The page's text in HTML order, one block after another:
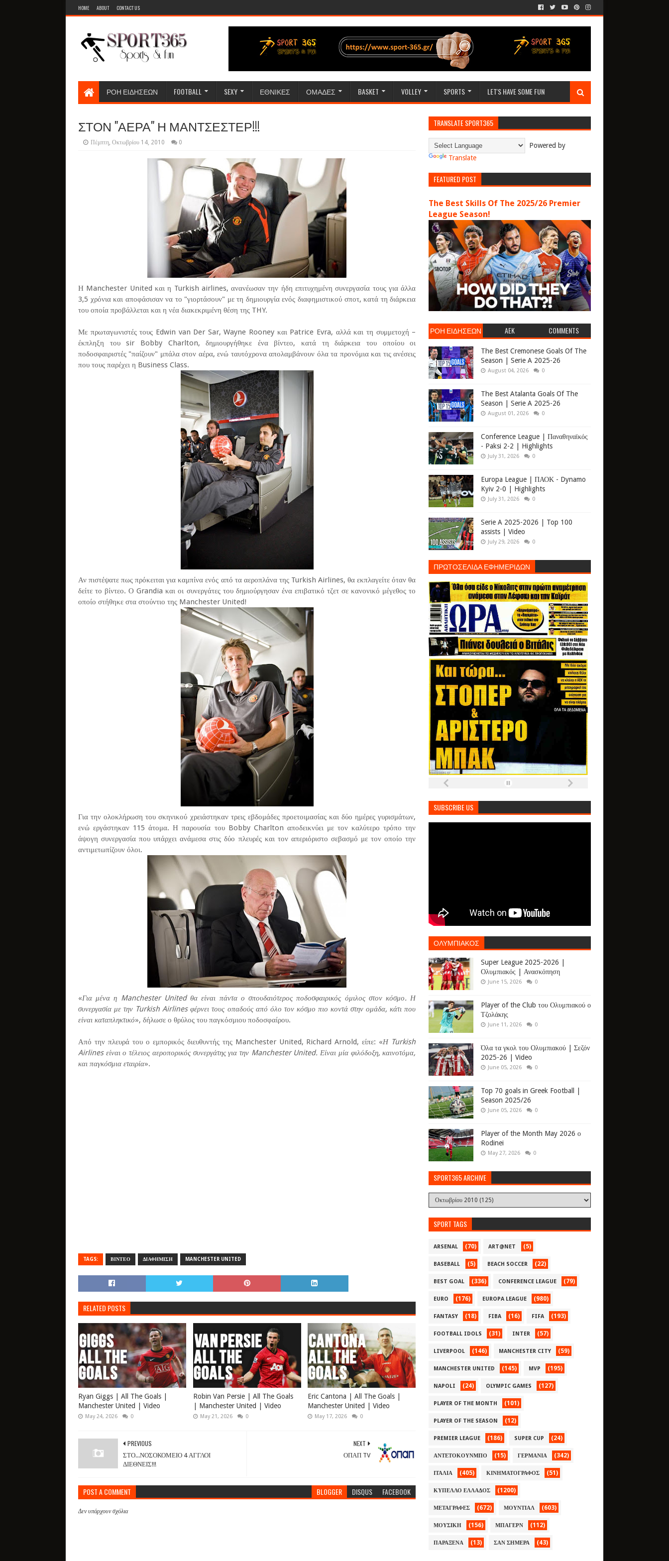
HOME ABOUT CONTACT US
ΡΟΗ ΕΙΔΗΣΕΩΝ FOOTBALL SEXY ΕΘΝΙΚΕΣ ΟΜΑΔΕΣ BASKET VOLLEY SPORTS LET'S HAVE SOME FUN
ΣΤΟΝ "ΑΕΡΑ" Η ΜΑΝΤΣΕΣΤΕΡ!!!
Πέμπτη, Οκτωβρίου 14, 2010 0
Η Manchester United και η Turkish airlines, ανανέωσαν την ήδη επιτυχημένη συνεργασία τους για άλλα
3,5 χρόνια και αποφάσισαν να το "γιορτάσουν" με τη δημιουργία ενός διαφημιστικού σποτ, κατά τη διάρκεια
του οποία προβάλλεται και η νέα διακεκριμένη θέση της THY.
Με πρωταγωνιστές τους Edwin van Der Sar, Wayne Rooney και Patrice Evra, αλλά και τη συμμετοχή –
έκπληξη του sir Bobby Charlton, δημιουργήθηκε ένα βίντεο, κατά τη διάρκεια του οποίου οι
ποδοσφαιριστές "παίζουν" μπάλα στον αέρα, ενώ ταυτόχρονα απολαμβάνουν όλα τα προνόμια και τις ανέσεις
που τους παρέχει η Business Class.
Αν πιστέψατε πως πρόκειται για καμπίνα ενός από τα αεροπλάνα της Turkish Airlines, θα εκπλαγείτε όταν θα
δείτε το βίντεο. Ο Grandia και οι συνεργάτες του δημιούργησαν ένα επιβατικό τζετ σε κανονικό μέγεθος το
οποίο στήθηκε στα στούντιο της Manchester United!
Για την ολοκλήρωση του σκηνικού χρειάστηκαν τρεις εβδομάδες προετοιμασίας και δύο ημέρες γυρισμάτων,
ενώ εργάστηκαν 115 άτομα. Η παρουσία του Bobby Charlton αποδεικνύει με τον καλύτερο τρόπο την
άψογη συνεργασία που υπάρχει ανάμεσα στις δύο πλευρές και τον απεριόριστο σεβασμό με τον οποίο την
αντιμετωπίζουν όλοι.
«Για μένα η Manchester United θα είναι πάντα ο σπουδαιότερος ποδοσφαιρικός όμιλος στον κόσμο. Η
συνεργασία με την Turkish Airlines φέρνει τους οπαδούς από όλο τον κόσμο πιο κοντά στην ομάδα, κάτι που
είναι καταπληκτικό», δήλωσε ο θρύλος του παγκόσμιου ποδοσφαίρου.
Από την πλευρά του ο εμπορικός διευθυντής της Manchester United, Richard Arnold, είπε: «Η Turkish
Airlines είναι ο τέλειος αεροπορικός συνεργάτης για την Manchester United. Είναι μία φιλόδοξη, καινοτόμα,
και παγκόσμια εταιρία».
TAGS: ΒΙΝΤΕΟ ΔΙΑΦΗΜΙΣΗ MANCHESTER UNITED
RELATED POSTS
Ryan Giggs | All The Goals |
Manchester United | Video
May 24, 2026 0
Robin Van Persie | All The Goals
| Manchester United | Video
May 21, 2026 0
Eric Cantona | All The Goals |
Manchester United | Video
May 17, 2026 0
NEXT
ΟΠΑΠ TV
PREVIOUS
ΣΤΟ...ΝΟΣΟΚΟΜΕΙΟ 4 ΑΓΓΛΟΙ
ΔΙΕΘΝΕΙΣ!!!
POST A COMMENT BLOGGER DISQUS FACEBOOK
Δεν υπάρχουν σχόλια
TRANSLATE SPORT365
Powered by
Translate
FEATURED POST
The Best Skills Of The 2025/26 Premier
League Season!
ΡΟΗ ΕΙΔΗΣΕΩΝ AEK COMMENTS
The Best Cremonese Goals Of The
Season | Serie A 2025-26
August 04, 2026 0
The Best Atalanta Goals Of The
Season | Serie A 2025-26
August 01, 2026 0
Conference League | Παναθηναϊκός
- Paksi 2-2 | Highlights
July 31, 2026 0
Europa League | ΠΑΟΚ - Dynamo
Kyiv 2-0 | Highlights
July 31, 2026 0
Serie A 2025-2026 | Top 100
assists | Video
July 29, 2026 0
ΠΡΩΤΟΣΕΛΙΔΑ ΕΦΗΜΕΡΙΔΩΝ
SUBSCRIBE US
ΟΛΥΜΠΙΑΚΟΣ
Super League 2025-2026 |
Ολυμπιακός | Ανασκόπηση
June 15, 2026 0
Player of the Club του Ολυμπιακού ο
Τζολάκης
June 11, 2026 0
Όλα τα γκολ του Ολυμπιακού | Σεζόν
2025-26 | Video
June 05, 2026 0
Top 70 goals in Greek Football |
Season 2025/26
June 05, 2026 0
Player of the Month May 2026 ο
Rodinei
May 27, 2026 0
SPORT365 ARCHIVE
SPORT TAGS
ARSENAL (70) ART@NET (5)
BASEBALL (5) BEACH SOCCER (22)
BEST GOAL (336) CONFERENCE LEAGUE (79)
EURO (176) EUROPA LEAGUE (980)
FANTASY (18) FIBA (16) FIFA (193)
FOOTBALL IDOLS (31) INTER (57)
LIVERPOOL (146) MANCHESTER CITY (59)
MANCHESTER UNITED (145) MVP (195)
NAPOLI (24) OLYMPIC GAMES (127)
PLAYER OF THE MONTH (101)
PLAYER OF THE SEASON (12)
PREMIER LEAGUE (186) SUPER CUP (24)
ΑΝΤΕΤΟΚΟΥΝΜΠΟ (15) ΓΕΡΜΑΝΙΑ (342)
ΙΤΑΛΙΑ (405) ΚΙΝΗΜΑΤΟΓΡΑΦΟΣ (51)
ΚΥΠΕΛΛΟ ΕΛΛΑΔΟΣ (1200)
ΜΕΤΑΓΡΑΦΕΣ (672) ΜΟΥΝΤΙΑΛ (603)
ΜΟΥΣΙΚΗ (156) ΜΠΑΓΕΡΝ (112)
ΠΑΡΑΞΕΝΑ (13) ΣΑΝ ΣΗΜΕΡΑ (43)